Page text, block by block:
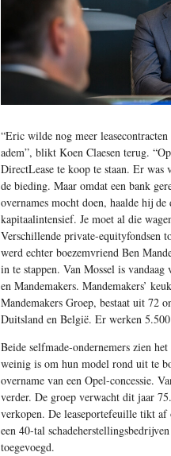
“Eric wilde nog meer
adem”, blikt Koen Claesen terug.
DirectLease te koop te staan. Er
de bieding. Maar omdat een bank
overnames mocht doen, haalde hij
kapitaalintensief. Je moet al die
Verschillende private-equityfondsen
werd echter boezemvriend Ben
in te stappen. Van Mossel is
en Mandemakers. Mandemakers’
Mandemakers Groep, bestaat uit 72
Duitsland en België. Er werken
Beide selfmade-ondernemers zien
weinig is om hun model rond uit te
overname van een Opel-concessie.
verder. De groep verwacht dit jaar
verkopen. De leaseportefeuille tikt
een 40-tal
toegevoegd.